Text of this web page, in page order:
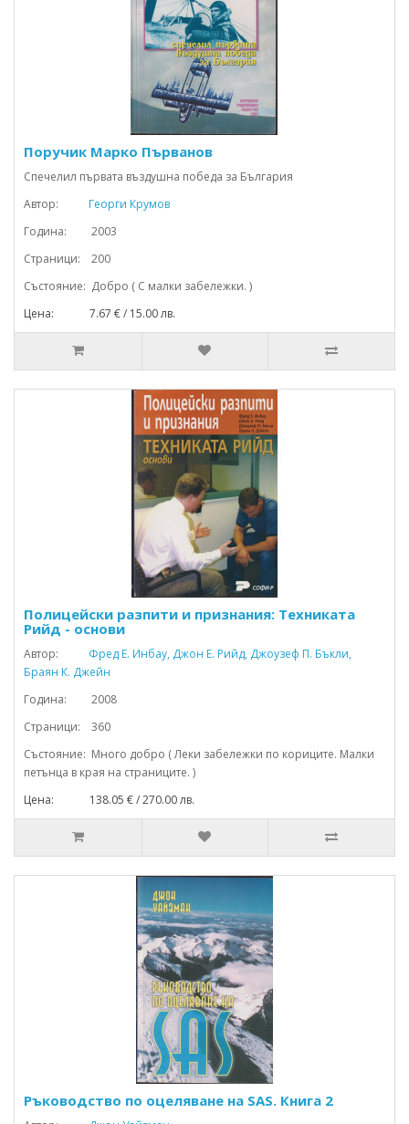
Поручик Марко Първанов
Спечелил първата въздушна победа за България
Автор:
Георги Крумов
Година: 2003
Страници: 200
Състояние: Добро ( С малки забележки. )
Цена: 7.67 € / 15.00 лв.
Полицейски разпити и признания: Техниката
Рийд - основи
Автор:
Фред Е. Инбау, Джон Е. Рийд, Джоузеф П. Бъкли,
Браян К. Джейн
Година: 2008
Страници: 360
Състояние: Много добро ( Леки забележки по кориците. Малки
петънца в края на страниците. )
Цена: 138.05 € / 270.00 лв.
Ръководство по оцеляване на SAS. Книга 2